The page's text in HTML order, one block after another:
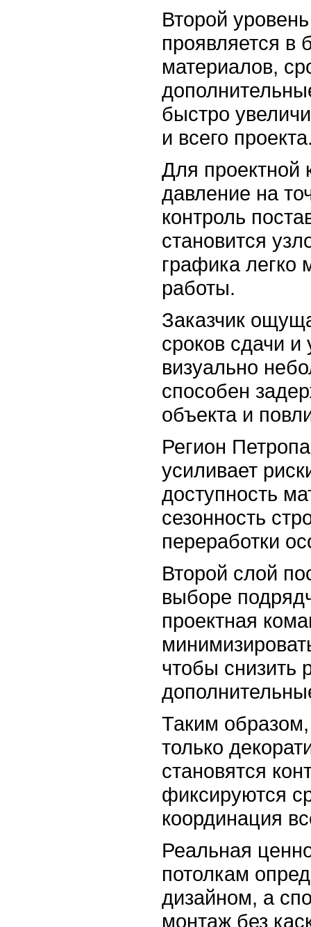
Второй
проявляется в
материалов,
быстро
и всего
Для проектной
давление на
контроль
становится
графика легко
работы.
Заказчик
сроков сдачи
визуально
способен
объекта и
Регион
усиливает
доступность
сезонность
переработки
Второй слой
выборе
проектная
чтобы снизить
Таким
только
становятся
фиксируются
координация
Реальная
потолкам
дизайном, а
монтаж без